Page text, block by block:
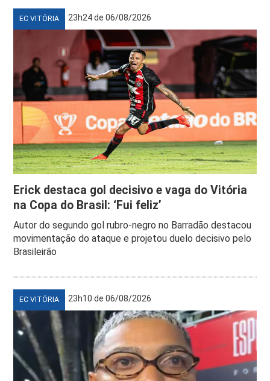
EC VITÓRIA 23h24 de 06/08/2026
Erick destaca gol decisivo e vaga do Vitória
na Copa do Brasil: ‘Fui feliz’
Autor do segundo gol rubro-negro no Barradão destacou
movimentação do ataque e projetou duelo decisivo pelo
Brasileirão
EC VITÓRIA 23h10 de 06/08/2026